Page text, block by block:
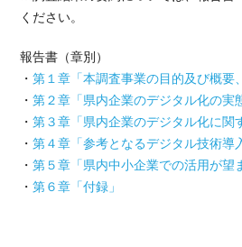
ください。
報告書（章別）
・第１章「本調査事業の目的及び概要
・第２章「県内企業のデジタル化の実
・第３章「県内企業のデジタル化に関
・第４章「参考となるデジタル技術導
・第５章「県内中小企業での活用が望
・第６章「付録」